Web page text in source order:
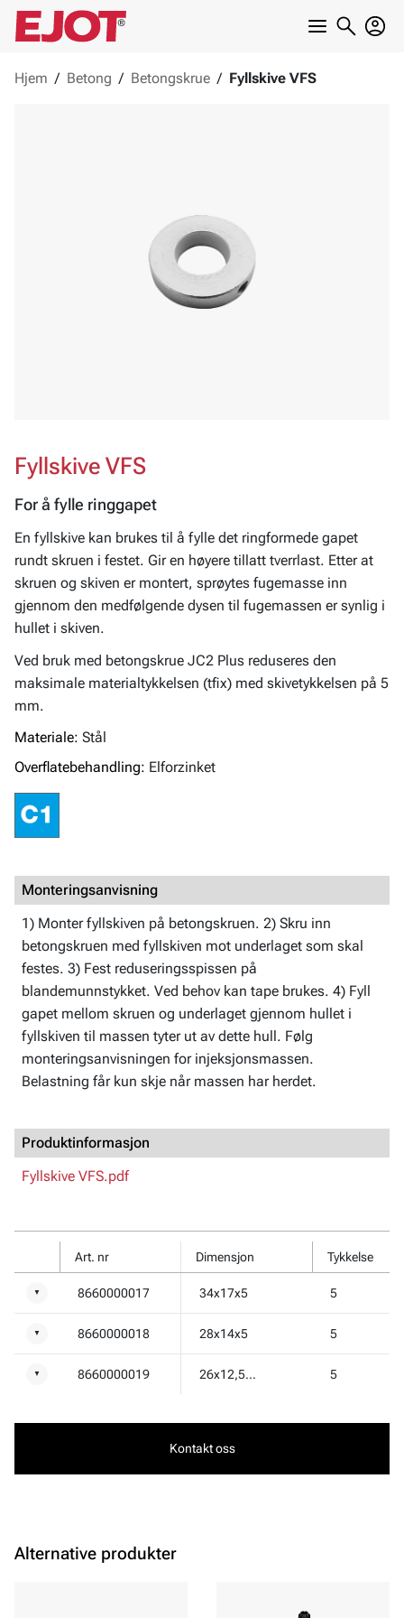
Hjem / Betong / Betongskrue / Fyllskive VFS
Fyllskive VFS
For å fylle ringgapet
En fyllskive kan brukes til å fylle det ringformede gapet
rundt skruen i festet. Gir en høyere tillatt tverrlast. Etter at
skruen og skiven er montert, sprøytes fugemasse inn
gjennom den medfølgende dysen til fugemassen er synlig i
hullet i skiven.
Ved bruk med betongskrue JC2 Plus reduseres den
maksimale materialtykkelsen (tfix) med skivetykkelsen på 5
mm.
Materiale: Stål
Overflatebehandling: Elforzinket
Monteringsanvisning
1) Monter fyllskiven på betongskruen. 2) Skru inn
betongskruen med fyllskiven mot underlaget som skal
festes. 3) Fest reduseringsspissen på
blandemunnstykket. Ved behov kan tape brukes. 4) Fyll
gapet mellom skruen og underlaget gjennom hullet i
fyllskiven til massen tyter ut av dette hull. Følg
monteringsanvisningen for injeksjonsmassen.
Belastning får kun skje når massen har herdet.
Produktinformasjon
Fyllskive VFS.pdf
Art. nr Dimensjon Tykkelse
▼ 8660000017 34x17x5 5
▼ 8660000018 28x14x5 5
▼ 8660000019 26x12,5x5 5
Kontakt oss
Alternative produkter